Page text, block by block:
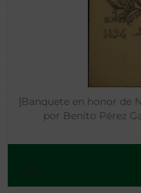
[Banquete en honor de
por Benito Pérez